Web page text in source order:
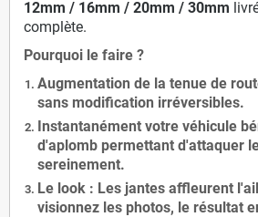
12mm / 16mm / 20mm / 30mm
complète.
Pourquoi le faire ?
Augmentation de la tenue de
sans modification irréversibles.
Instantanément votre véhicule
d'aplomb permettant d'attaquer
sereinement.
Le look : Les jantes affleurent
visionnez les photos, le résultat